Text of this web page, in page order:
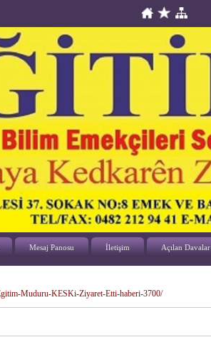
Mesaj Panosu İletişim Açılan Davalar
Muduru-KESKi-Ziyaret-Etti-haberi-3700/